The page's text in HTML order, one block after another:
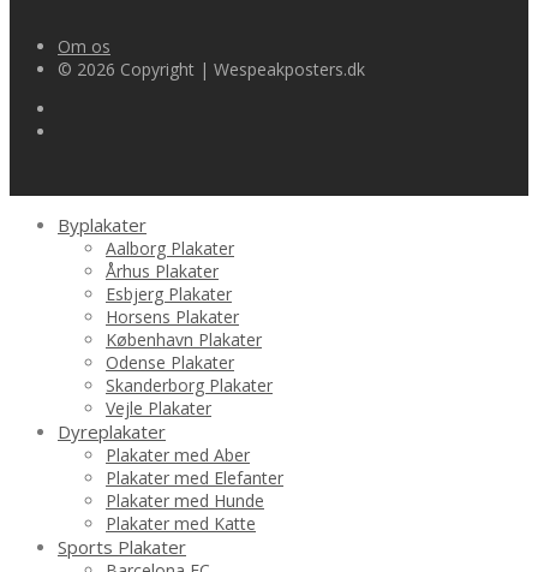
Om os
© 2026 Copyright | Wespeakposters.dk
Byplakater
Aalborg Plakater
Århus Plakater
Esbjerg Plakater
Horsens Plakater
København Plakater
Odense Plakater
Skanderborg Plakater
Vejle Plakater
Dyreplakater
Plakater med Aber
Plakater med Elefanter
Plakater med Hunde
Plakater med Katte
Sports Plakater